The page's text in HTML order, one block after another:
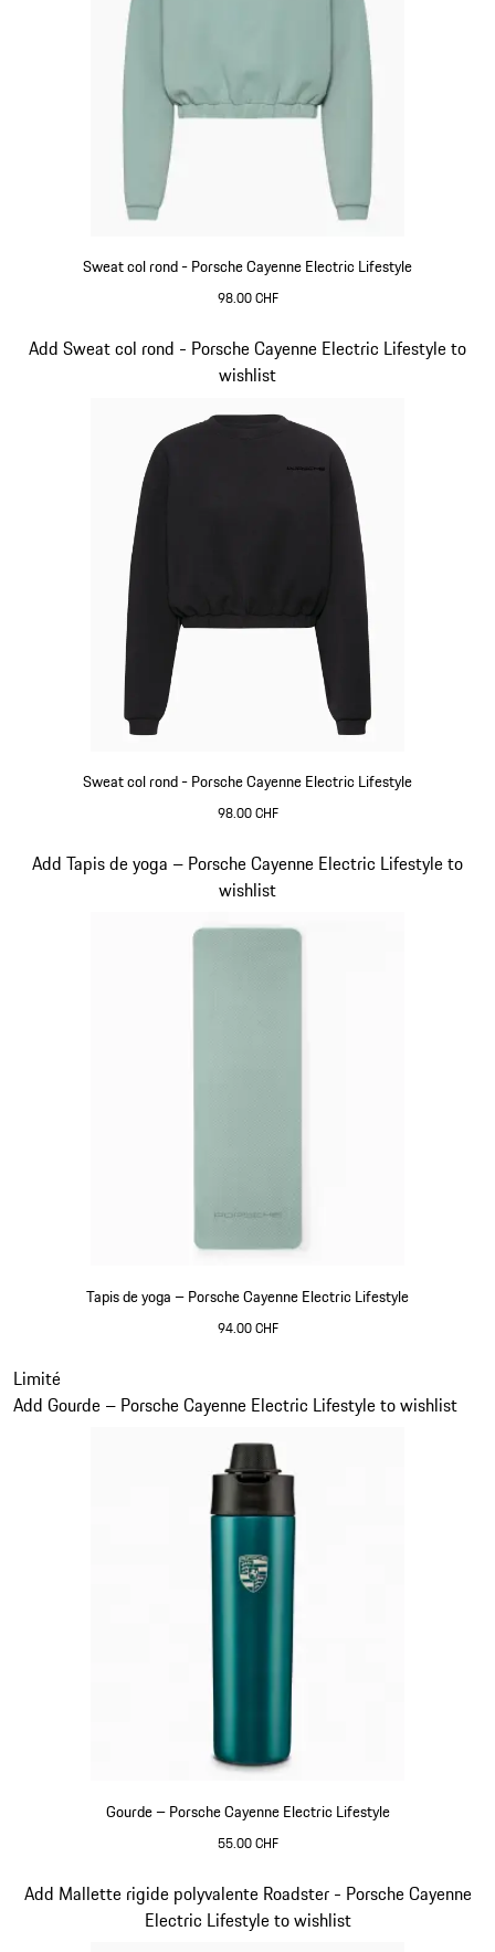
Sweat col rond - Porsche Cayenne Electric Lifestyle
98.00 CHF
Sweat col rond - Porsche Cayenne Electric Lifestyle
98.00 CHF
Add Sweat col rond - Porsche Cayenne Electric Lifestyle to
wishlist
Diapositive 11 sur 15
Tapis de yoga – Porsche Cayenne Electric Lifestyle
94.00 CHF
Add Tapis de yoga – Porsche Cayenne Electric Lifestyle to
wishlist
Diapositive 12 sur 15
Gourde – Porsche Cayenne Electric Lifestyle
55.00 CHF
Limité
Add Gourde – Porsche Cayenne Electric Lifestyle to wishlist
Diapositive 13 sur 15
Add Mallette rigide polyvalente Roadster - Porsche Cayenne
Electric Lifestyle to wishlist
Diapositive 14 sur 15